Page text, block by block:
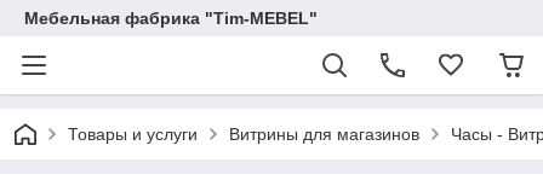
Мебельная фабрика "Tim-MEBEL"
Товары и услуги Витрины для магазинов Часы -